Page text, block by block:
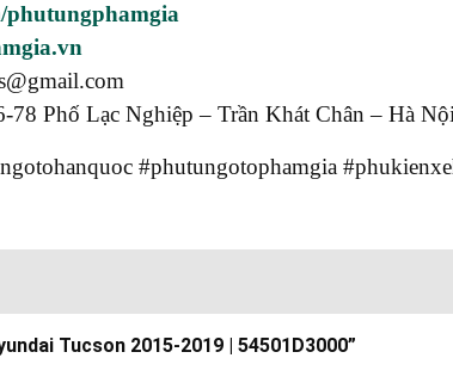
phutungphamgia
78 Phố Lạc Nghiệp – Trần Khát Chân – Hà Nội
#phutungotophamgia
Tucson 2015-2019 | 54501D3000”